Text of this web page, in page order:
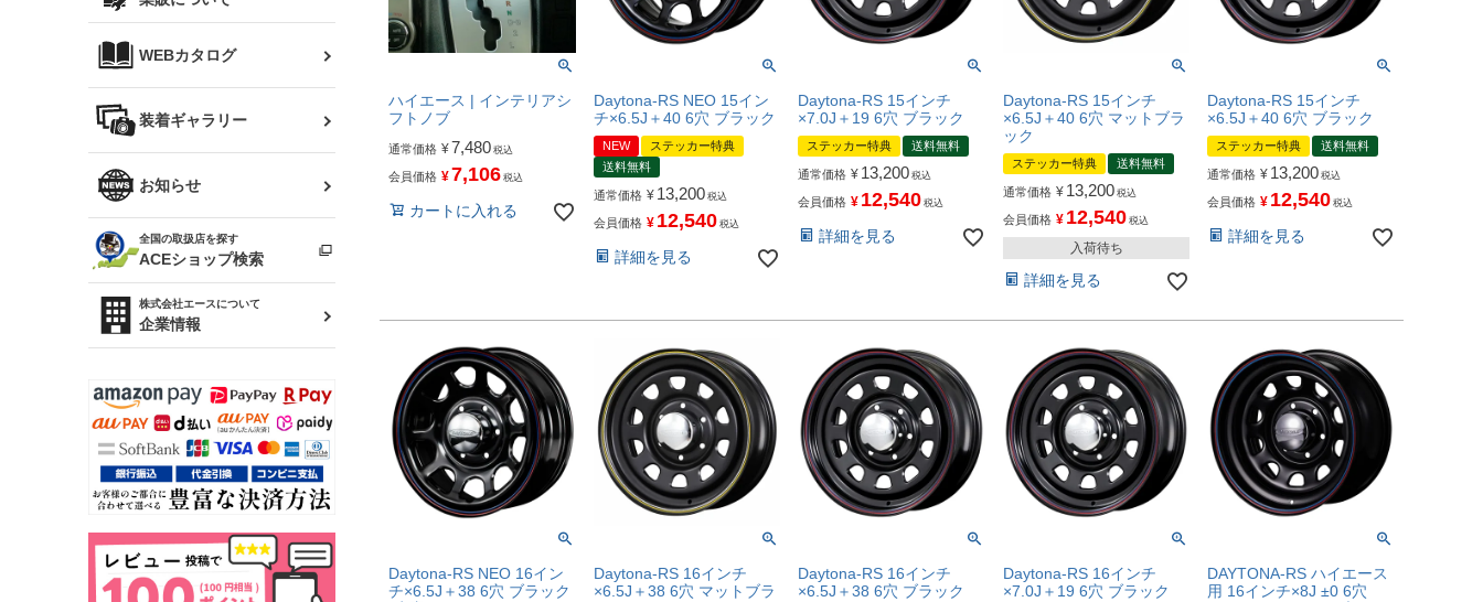
マークX
クラウン
クラウンマジェスタ
アリスト
ソアラ
アルテッツァ
プロボックス
RAV4
ワンビア
Z32 フェアレディZ
R34 スカイライン
スカイライン
（ER34/R33/ECR33/R32）
キャラバン
ローレル
セフィーロ
帽子
バッグ
ファッション小物
雑貨・ステーショナリー
ベビー用品
ニュースレターお申し込み
WEBカタログ
装着ギャラリー
お知らせ
全国の取扱店を探す
ACEショップ検索
株式会社エースについて
企業情報
ハイエース | インテリアシ
フトノブ
通常価格 ¥7,480 税込
会員価格 ¥7,106 税込
カートに入れる
Daytona-RS NEO 15イン
チ×6.5J＋40 6穴 ブラック
NEW
ステッカー特典
送料無料
通常価格 ¥ 13,200 税込
会員価格 ¥ 12,540 税込
詳細を見る
Daytona-RS 15インチ
×7.0J＋19 6穴 ブラック
ステッカー特典 送料無料
通常価格 ¥ 13,200 税込
会員価格 ¥ 12,540 税込
詳細を見る
Daytona-RS 15インチ
×6.5J＋40 6穴 マットブラ
ック
ステッカー特典 送料無料
通常価格 ¥ 13,200 税込
会員価格 ¥ 12,540 税込
入荷待ち
詳細を見る
Daytona-RS 15インチ
×6.5J＋40 6穴 ブラック
ステッカー特典 送料無料
通常価格 ¥ 13,200 税込
会員価格 ¥ 12,540 税込
詳細を見る
Daytona-RS NEO 16イン
チ×6.5J＋38 6穴 ブラック
Daytona-RS 16インチ
×6.5J＋38 6穴 マットブラ
Daytona-RS 16インチ
×6.5J＋38 6穴 ブラック
Daytona-RS 16インチ
×7.0J＋19 6穴 ブラック
DAYTONA-RS ハイエース
用 16インチ×8J ±0 6穴